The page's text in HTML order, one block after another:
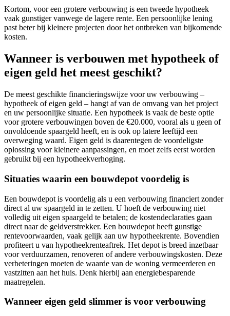
Kortom, voor een grotere verbouwing is een tweede hypotheek
vaak gunstiger vanwege de lagere rente. Een persoonlijke lening
past beter bij kleinere projecten door het ontbreken van bijkomende
kosten.
Wanneer is verbouwen met hypotheek of
eigen geld het meest geschikt?
De meest geschikte financieringswijze voor uw verbouwing –
hypotheek of eigen geld – hangt af van de omvang van het project
en uw persoonlijke situatie. Een hypotheek is vaak de beste optie
voor grotere verbouwingen boven de €20.000, vooral als u geen of
onvoldoende spaargeld heeft, en is ook op latere leeftijd een
overweging waard. Eigen geld is daarentegen de voordeligste
oplossing voor kleinere aanpassingen, en moet zelfs eerst worden
gebruikt bij een hypotheekverhoging.
Situaties waarin een bouwdepot voordelig is
Een bouwdepot is voordelig als u een verbouwing financiert zonder
direct al uw spaargeld in te zetten. U hoeft de verbouwing niet
volledig uit eigen spaargeld te betalen; de kostendeclaraties gaan
direct naar de geldverstrekker. Een bouwdepot heeft gunstige
rentevoorwaarden, vaak gelijk aan uw hypotheekrente. Bovendien
profiteert u van hypotheekrenteaftrek. Het depot is breed inzetbaar
voor verduurzamen, renoveren of andere verbouwingskosten. Deze
verbeteringen moeten de waarde van de woning vermeerderen en
vastzitten aan het huis. Denk hierbij aan energiebesparende
maatregelen.
Wanneer eigen geld slimmer is voor verbouwing